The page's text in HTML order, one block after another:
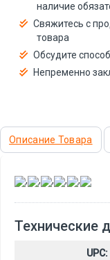
наличие
Свяжитесь с
товара
Обсудите
Непременно
Описание Товара
, , , , ,
Технические
UPC: